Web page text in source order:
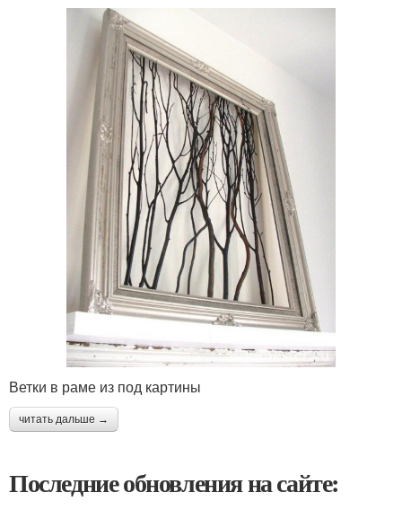
Ветки в раме из под картины
читать дальше →
Последние обновления на сайте: